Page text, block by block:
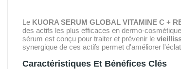
Le KUORA SERUM GLOBAL VITAMINE C +
des actifs les plus efficaces en dermo-
sérum est conçu pour traiter et prévenir le
synergique de ces actifs permet d'améliorer
Caractéristiques Et Bénéfices Clés